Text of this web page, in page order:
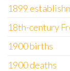
1899
18th-century
1900 births
1900 deaths